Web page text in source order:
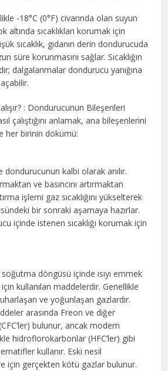
-18°C (0°F) civarında olan suyun
altında sıcaklıkları korumak için
sıcaklık, gıdanın derin dondurucuda
süre korunmasını sağlar. Sıcaklığın
dalgalanmalar dondurucu yanığına
: Dondurucunun Bileşenleri
çalıştığını anlamak, ana bileşenlerini
her birinin dökümü:
kalbi olarak anılır.
ve basıncını artırmaktan
işlemi gaz sıcaklığını yükselterek
bir sonraki aşamaya hazırlar.
içinde istenen sıcaklığı korumak için
döngüsü içinde ısıyı emmek
kullanılan maddelerdir. Genellikle
ve yoğunlaşan gazlardır.
arasında Freon ve diğer
bulunur, ancak modern
hidroflorokarbonlar (HFC’ler) gibi
kullanır. Eski nesil
için gerçekten kötü gazlar bulunur.